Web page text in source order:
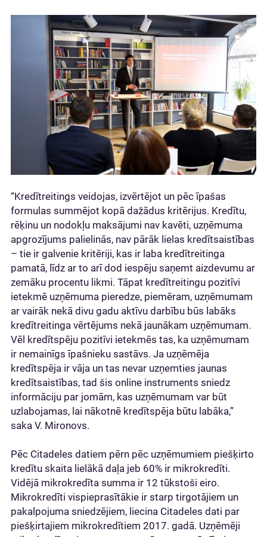
“Kredītreitings veidojas, izvērtējot un pēc īpašas
formulas summējot kopā dažādus kritērijus. Kredītu,
rēķinu un nodokļu maksājumi nav kavēti, uzņēmuma
apgrozījums palielinās, nav pārāk lielas kredītsaistības
– tie ir galvenie kritēriji, kas ir laba kredītreitinga
pamatā, līdz ar to arī dod iespēju saņemt aizdevumu ar
zemāku procentu likmi. Tāpat kredītreitingu pozitīvi
ietekmē uzņēmuma pieredze, piemēram, uzņēmumam
ar vairāk nekā divu gadu aktīvu darbību būs labāks
kredītreitinga vērtējums nekā jaunākam uzņēmumam.
Vēl kredītspēju pozitīvi ietekmēs tas, ka uzņēmumam
ir nemainīgs īpašnieku sastāvs. Ja uzņēmēja
kredītspēja ir vāja un tas nevar uzņemties jaunas
kredītsaistības, tad šis online instruments sniedz
informāciju par jomām, kas uzņēmumam var būt
uzlabojamas, lai nākotnē kredītspēja būtu labāka,”
saka V. Mironovs.
Pēc Citadeles datiem pērn pēc uzņēmumiem piešķirto
kredītu skaita lielākā daļa jeb 60% ir mikrokredīti.
Vidējā mikrokredīta summa ir 12 tūkstoši eiro.
Mikrokredīti vispieprasītākie ir starp tirgotājiem un
pakalpojuma sniedzējiem, liecina Citadeles dati par
piešķirtajiem mikrokredītiem 2017. gadā. Uzņēmēji